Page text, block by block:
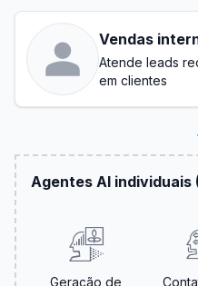
Vendas
Atende leads
em clientes
Agentes AI individuais
Geração de